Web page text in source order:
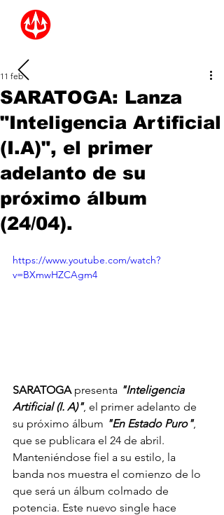
SARATOGA: Lanza
"Inteligencia Artificial
(I.A)", el primer
adelanto de su
próximo álbum
(24/04).
11 feb
https://www.youtube.com/watch?
v=BXmwHZCAgm4
SARATOGA presenta "Inteligencia
Artificial (I. A)", el primer adelanto de
su próximo álbum "En Estado Puro",
que se publicara el 24 de abril.
Manteniéndose fiel a su estilo, la
banda nos muestra el comienzo de lo
que será un álbum colmado de
potencia. Este nuevo single hace